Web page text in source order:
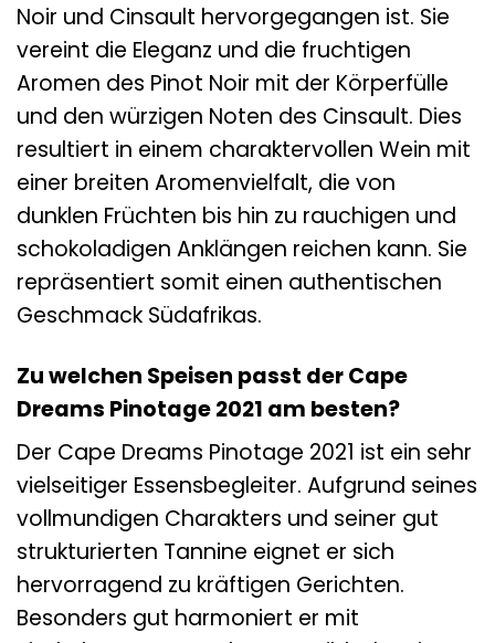
Noir und Cinsault hervorgegangen ist. Sie
vereint die Eleganz und die fruchtigen
Aromen des Pinot Noir mit der Körperfülle
und den würzigen Noten des Cinsault. Dies
resultiert in einem charaktervollen Wein mit
einer breiten Aromenvielfalt, die von
dunklen Früchten bis hin zu rauchigen und
schokoladigen Anklängen reichen kann. Sie
repräsentiert somit einen authentischen
Geschmack Südafrikas.
Zu welchen Speisen passt der Cape
Dreams Pinotage 2021 am besten?
Der Cape Dreams Pinotage 2021 ist ein sehr
vielseitiger Essensbegleiter. Aufgrund seines
vollmundigen Charakters und seiner gut
strukturierten Tannine eignet er sich
hervorragend zu kräftigen Gerichten.
Besonders gut harmoniert er mit